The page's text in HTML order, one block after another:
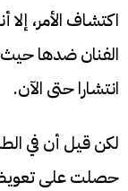
اكتشاف الأمر،
الفنان ضدها حيث
انتشارا حتى الآن.
لكن قيل أن في
حصلت على تعويض